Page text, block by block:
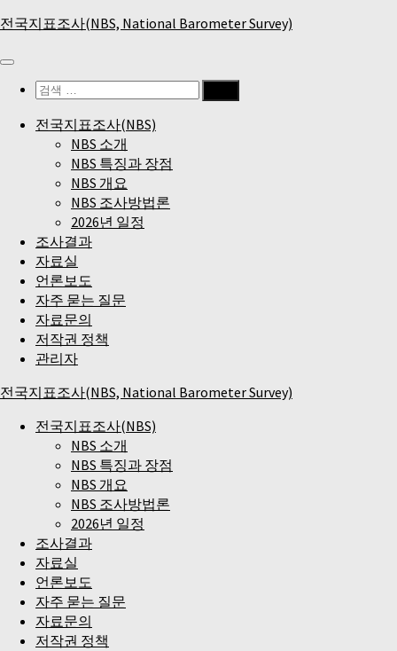
Skip
content
전국지표조사(NBS, National Barometer Survey)
검
전국지표조사(NBS)
NBS 소개
NBS 특징과 장점
NBS 개요
NBS 조사방법론
2026년 일정
조사결과
자료실
언론보도
자주 묻는 질문
자료문의
저작권 정책
관리자
전국지표조사(NBS, National Barometer Survey)
전국지표조사(NBS)
NBS 소개
NBS 특징과 장점
NBS 개요
NBS 조사방법론
2026년 일정
조사결과
자료실
언론보도
자주 묻는 질문
자료문의
저작권 정책